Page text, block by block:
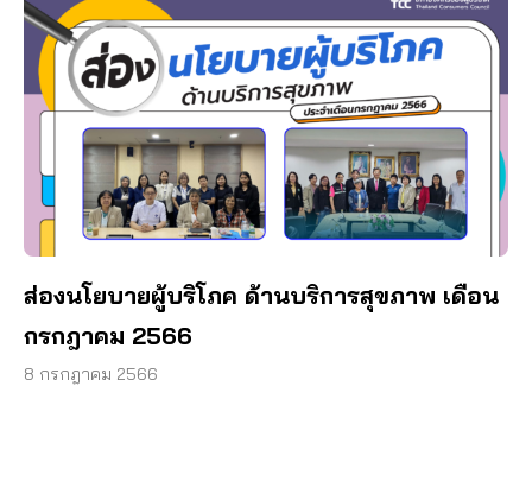
ส่องนโยบายผู้บริโภค ด้านบริการสุขภาพ เดือน
กรกฎาคม 2566
8 กรกฎาคม 2566